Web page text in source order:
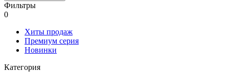
Фильтры
0
Хиты продаж
Премиум серия
Новинки
Категория